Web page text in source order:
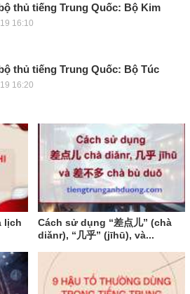
thủ tiếng Trung Quốc: Bộ Kim
16:10
thủ tiếng Trung Quốc: Bộ Túc
16:20
lịch
Cách sử dụng “差点儿” (chà
diǎnr), “几乎” (jīhū), và...